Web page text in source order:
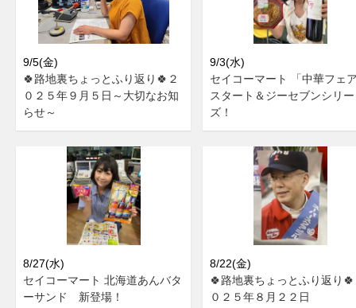
9/5(金)
🍀路地裏ちょっとふり返り🍀２
０２５年９月５日～大切なお知
らせ～
9/3(水)
セイコーマート 「中華フェ
スタート＆ジーセブンシリー
ズ！
8/27(水)
セイコーマート 北海道あんバタ
ーサンド 新登場！
8/22(金)
🍀路地裏ちょっとふり返り
０２５年８月２２日